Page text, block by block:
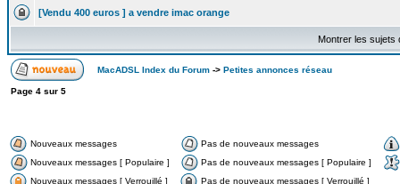
[Vendu 400 euros ] a vendre imac orange
Montrer les sujets
MacADSL Index du Forum -> Petites annonces réseau
Page 4 sur 5
Nouveaux messages
Pas de nouveaux messages
Nouveaux messages [ Populaire ]
Pas de nouveaux messages [ Populaire ]
Nouveaux messages [ Verrouillé ]
Pas de nouveaux messages [ Verrouillé ]